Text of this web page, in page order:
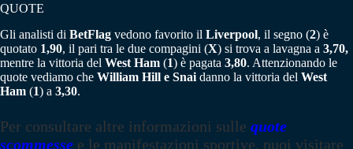
QUOTE
Gli analisti di BetFlag vedono favorito il Liverpool, il segno (2) è
quotato 1,90, il pari tra le due compagini (X) si trova a lavagna a 3,70,
mentre la vittoria del West Ham (1) è pagata 3,80. Attenzionando le
quote vediamo che William Hill e Snai danno la vittoria del West
Ham (1) a 3,30.
Per consultare altre informazioni sulle quote
scommesse e le manifestazioni sportive, puoi visitare